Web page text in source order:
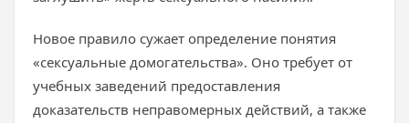
Новое правило сужает определение понятия
«сексуальные домогательства». Оно требует от
учебных заведений предоставления
доказательств неправомерных действий, а также